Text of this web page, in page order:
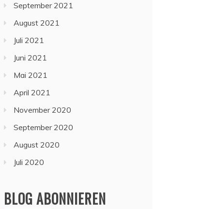
September 2021
August 2021
Juli 2021
Juni 2021
Mai 2021
April 2021
November 2020
September 2020
August 2020
Juli 2020
BLOG ABONNIEREN